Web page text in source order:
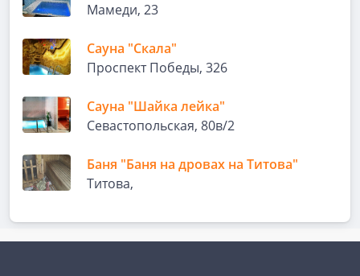
Мамеди, 23
Сауна "Скала"
Проспект Победы, 326
Сауна "Шайка лейка"
Севастопольская, 80в/2
Баня "Баня на дровах на Титова"
Титова,